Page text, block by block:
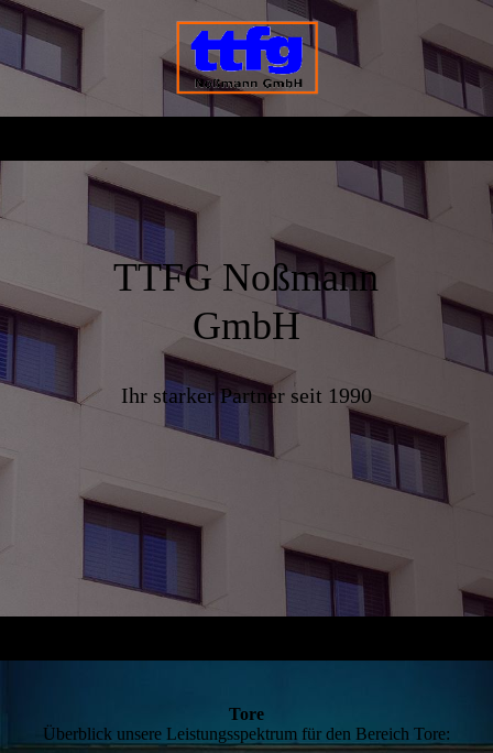
TTFG Noßmann
GmbH
Ihr starker Partner seit 1990
Tore
Überblick unsere Leistungsspektrum für den Bereich Tore: